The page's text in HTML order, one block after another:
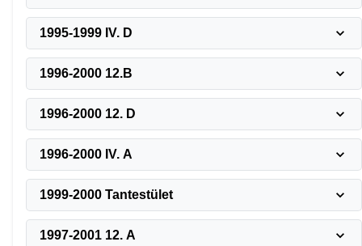
1995-1999 IV. D
1996-2000 12.B
1996-2000 12. D
1996-2000 IV. A
1999-2000 Tantestület
1997-2001 12. A